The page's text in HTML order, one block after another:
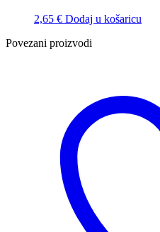
2,65 € Dodaj u košaricu
Povezani proizvodi